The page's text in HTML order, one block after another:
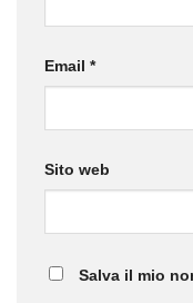
Email *
Sito web
Salva il mio